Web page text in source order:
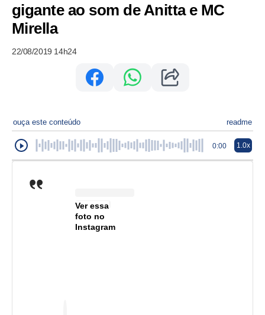
gigante ao som de Anitta e MC
Mirella
22/08/2019 14h24
ouça este conteúdo readme
0:00 1.0x
Ver essa
foto no
Instagram